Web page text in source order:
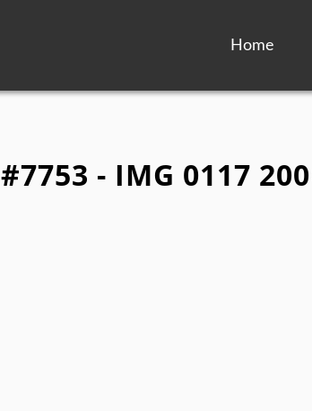
Home
#7753 - IMG 0117